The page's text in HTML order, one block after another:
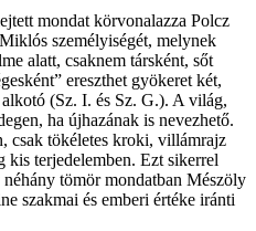
mondat körvonalazza Polcz
személyiségét, melynek
alatt, csaknem társként, sőt
ereszthet gyökeret két,
(Sz. I. és Sz. G.). A világ,
ha újhazának is nevezhető.
csak tökéletes kroki, villámrajz
kis terjedelemben. Ezt sikerrel
tömör mondatban Mészöly
szakmai és emberi értéke iránti